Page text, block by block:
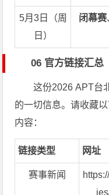
5月3日（周
日）
闭幕赛
06 官方链接汇总
这份2026 APT台
的一切信息。请收藏
内容：
链接类型 网址
赛事新闻